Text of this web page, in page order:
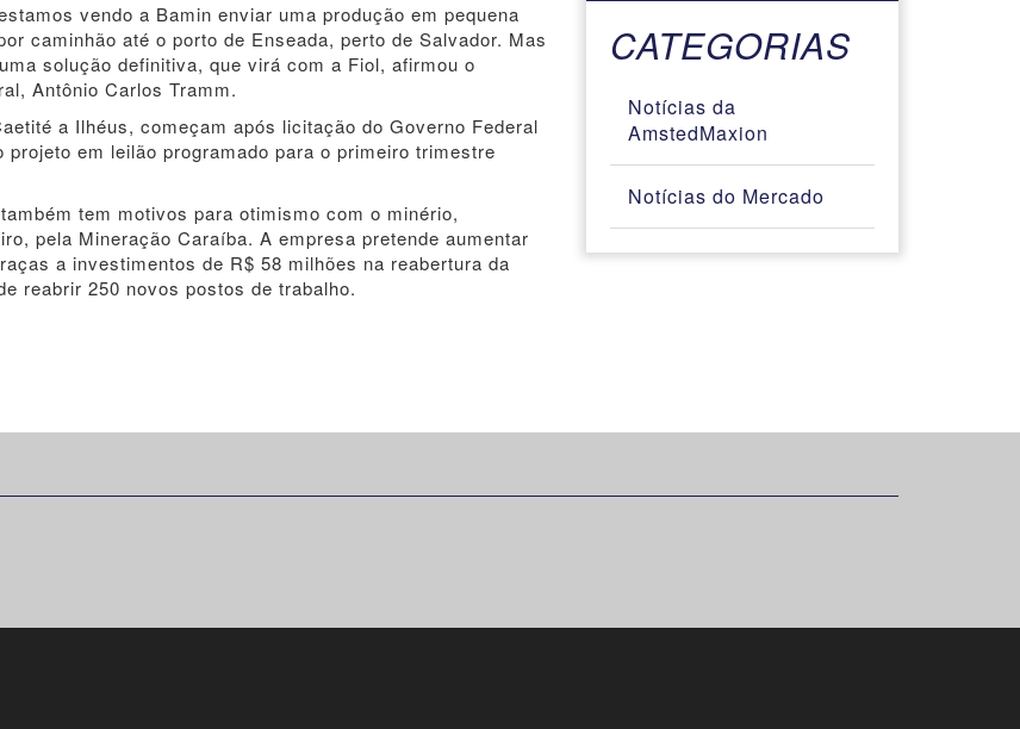
vendo a Bamin enviar uma produção em pequena
caminhão até o porto de Enseada, perto de Salvador. Mas
solução definitiva, que virá com a Fiol, afirmou o
Antônio Carlos Tramm.
a Ilhéus, começam após licitação do Governo Federal
em leilão programado para o primeiro trimestre
tem motivos para otimismo com o minério,
pela Mineração Caraíba. A empresa pretende aumentar
a investimentos de R$ 58 milhões na reabertura da
reabrir 250 novos postos de trabalho.
CATEGORIAS
Notícias da
AmstedMaxion
Notícias do Mercado